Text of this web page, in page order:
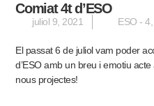
Comiat 4t d’ESO
juliol 9, 2021 ESO - 4,
El passat 6 de juliol vam poder
d’ESO amb un breu i emotiu acte
nous projectes!